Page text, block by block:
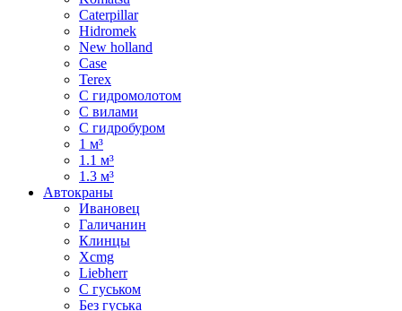
Caterpillar
Hidromek
New holland
Case
Terex
С гидромолотом
С вилами
С гидробуром
1 м³
1.1 м³
1.3 м³
Автокраны
Ивановец
Галичанин
Клинцы
Xcmg
Liebherr
С гуськом
Без гуська